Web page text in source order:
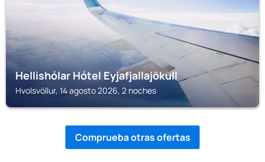
Hellishólar Hótel Eyjafjallajökull
Hvolsvöllur, 14 agosto 2026, 2 noches
Comprueba otras ofertas